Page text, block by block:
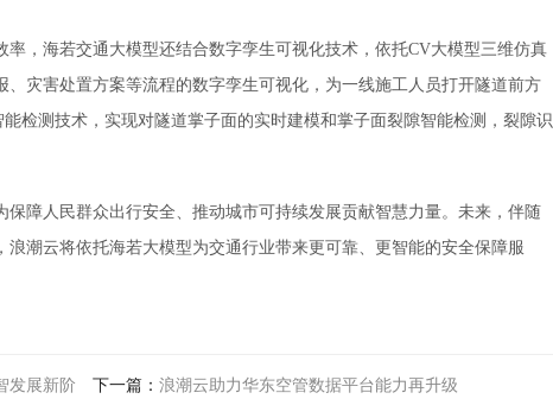
，海若交通大模型还结合数字孪生可视化技术，依托CV大模型三维仿真
灾害处置方案等流程的数字孪生可视化，为一线施工人员打开隧道前方
检测技术，实现对隧道掌子面的实时建模和掌子面裂隙智能检测，裂隙识
障人民群众出行安全、推动城市可持续发展贡献智慧力量。未来，伴随
潮云将依托海若大模型为交通行业带来更可靠、更智能的安全保障服
发展新阶
下一篇： 浪潮云助力华东空管数据平台能力再升级